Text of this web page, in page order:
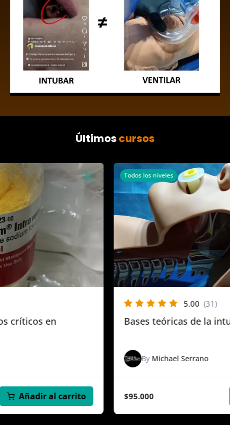
Últimoscursos
Todos los niveles
Bases teóricas de la intubación endotraqueal
$95.000 Añadir al carrito